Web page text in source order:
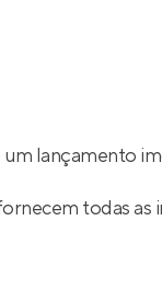
lançamento
todas as